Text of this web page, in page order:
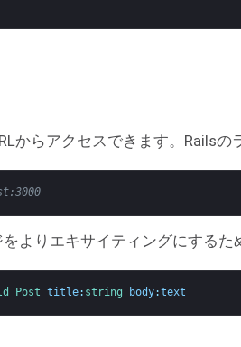
からアクセスできます。Rails
よりエキサイティングにする
Post title: string body:text